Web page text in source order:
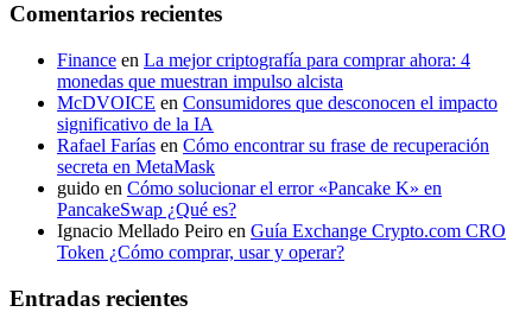
Comentarios recientes
Finance en La mejor criptografía para comprar ahora: 4
monedas que muestran impulso alcista
McDVOICE en Consumidores que desconocen el impacto
significativo de la IA
Rafael Farías en Cómo encontrar su frase de recuperación
secreta en MetaMask
guido en Cómo solucionar el error «Pancake K» en
PancakeSwap ¿Qué es?
Ignacio Mellado Peiro en Guía Exchange Crypto.com CRO
Token ¿Cómo comprar, usar y operar?
Entradas recientes